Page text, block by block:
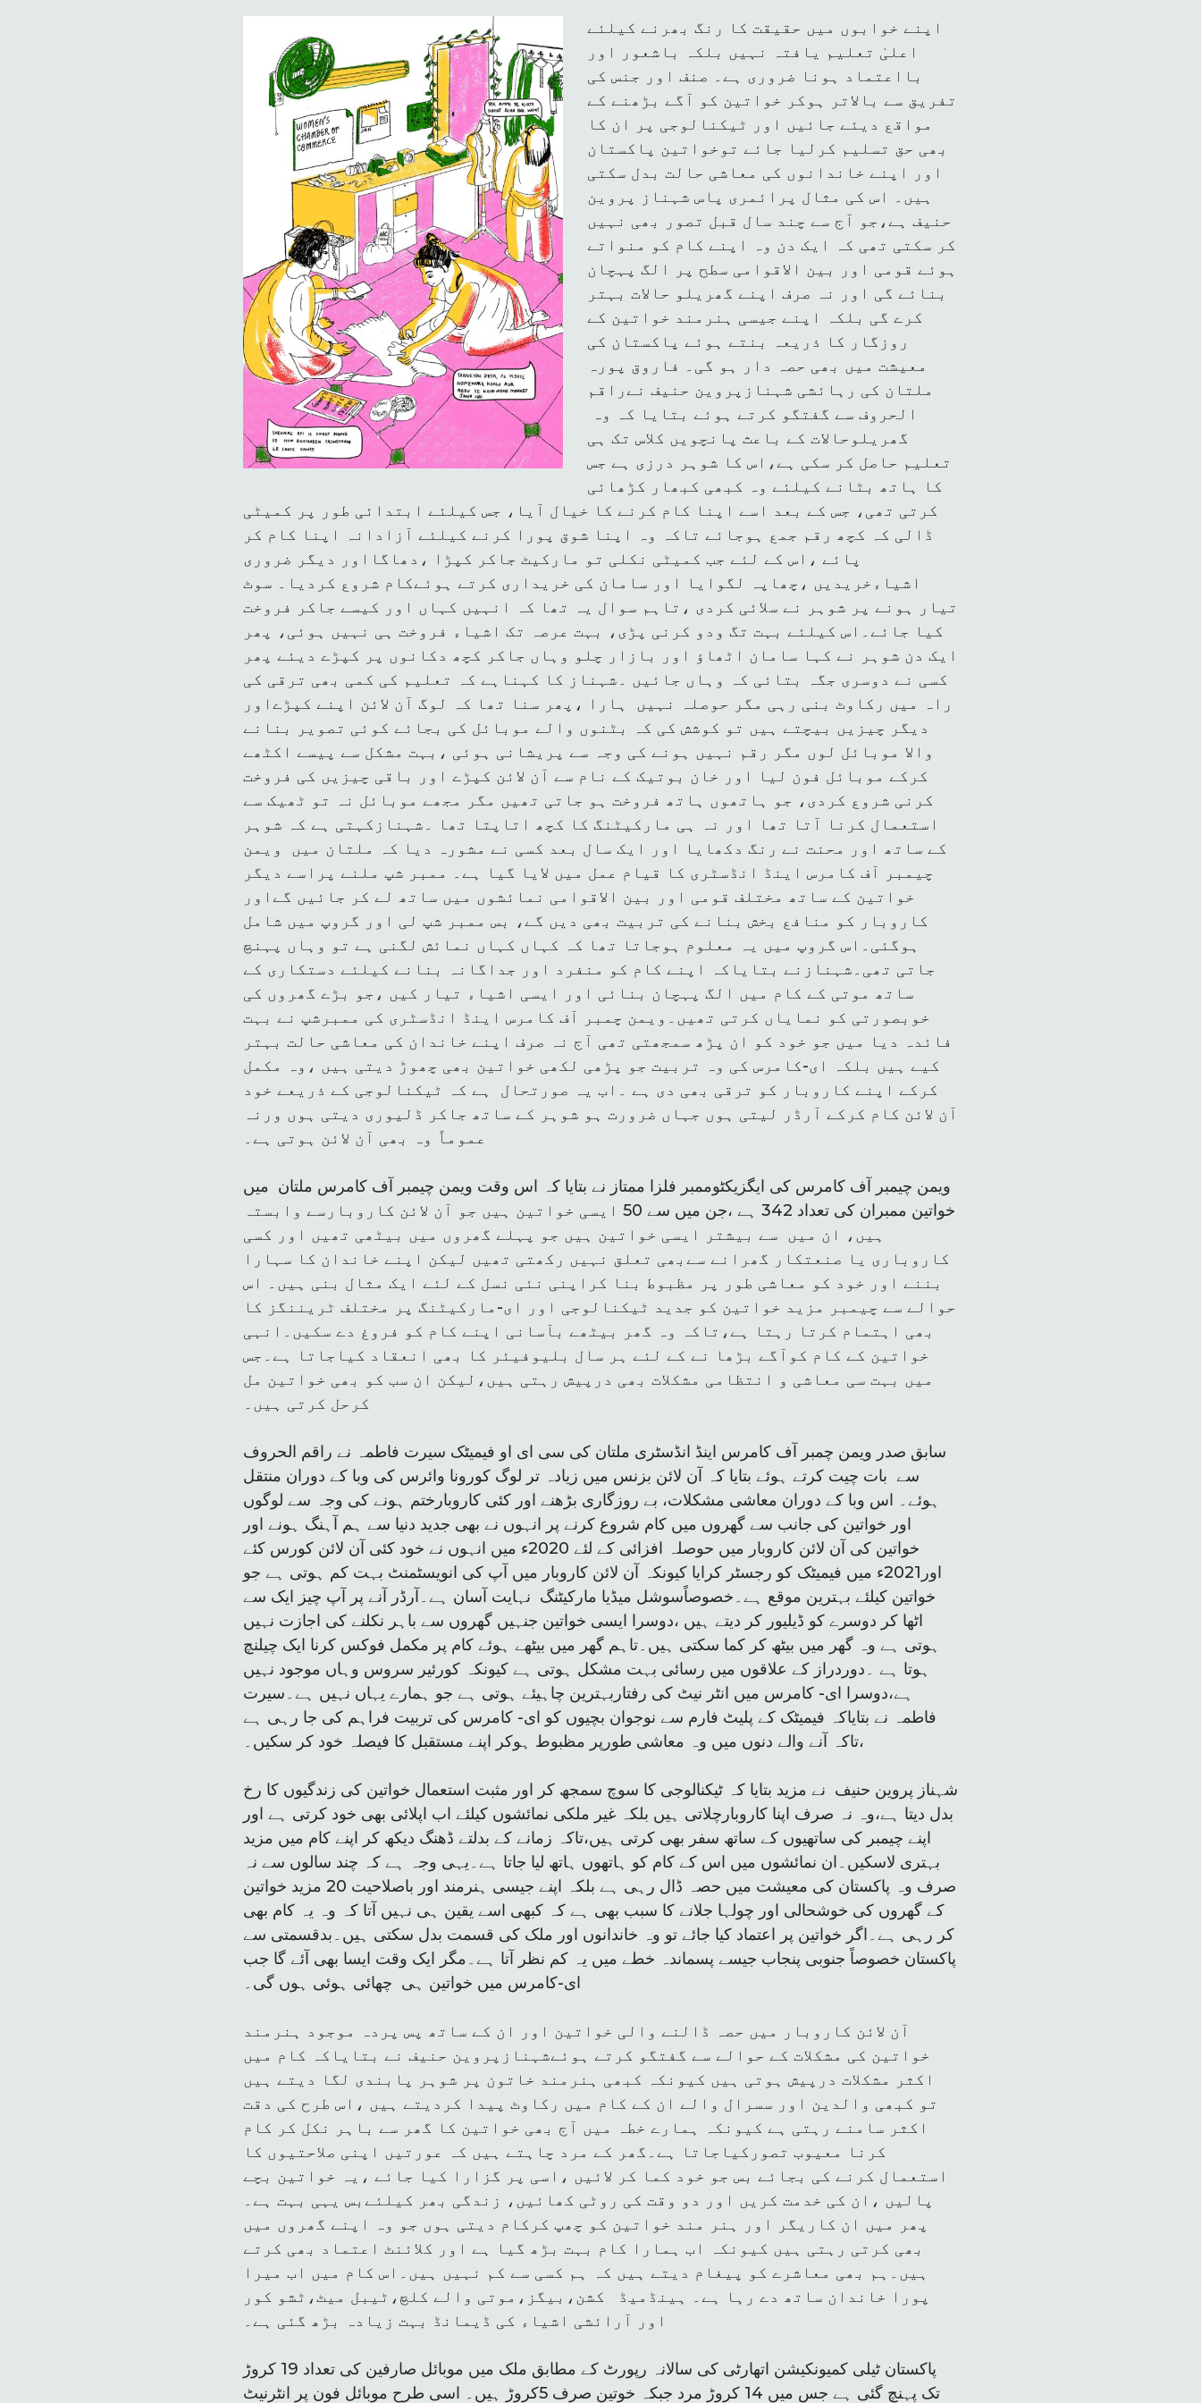
اپنے خوابوں میں حقیقت کا رنگ بھرنے کیلئے
اعلیٰ تعلیم یافتہ نہیں بلکہ باشعور اور
بااعتماد ہونا ضروری ہے۔ صنف اور جنس کی
تفریق سے بالاتر ہوکر خواتین کو آگے بڑھنے کے
مواقع دیئے جائیں اور ٹیکنالوجی پر ان کا
بھی حق تسلیم کرلیا جائے توخواتین پاکستان
اور اپنے خاندانوں کی معاشی حالت بدل سکتی
ہیں۔ اس کی مثال پرائمری پاس شہناز پروین
حنیف ہے،جو آج سے چند سال قبل تصور بھی نہیں
کر سکتی تھی کہ ایک دن وہ اپنے کام کو منواتے
ہوئے قومی اور بین الاقوامی سطح پر الگ پہچان
بنائے گی اور نہ صرف اپنے گھریلو حالات بہتر
کرے گی بلکہ اپنے جیسی ہنرمند خواتین کے
روزگار کا ذریعہ بنتے ہوئے پاکستان کی
معیشت میں بھی حصہ دار ہو گی۔ فاروق پورہ
ملتان کی رہائشی شہنازپروین حنیف نےراقم
الحروف سے گفتگو کرتے ہوئے بتایا کہ وہ
گھریلوحالات کے باعث پانچویں کلاس تک ہی
تعلیم حاصل کر سکی ہے،اس کا شوہر درزی ہے جس
کا ہاتھ بٹانے کیلئے وہ کبھی کبھار کڑھائی
کرتی تھی، جس کے بعد اسے اپنا کام کرنے کا خیال آیا، جس کیلئے ابتدائی طور پر کمیٹی
ڈالی کہ کچھ رقم جمع ہوجائے تاکہ وہ اپنا شوق پورا کرنے کیلئے آزادانہ اپنا کام کر
پائے ،اس کے لئے جب کمیٹی نکلی تو مارکیٹ جاکر کپڑا ،دھاگااور دیگر ضروری
اشیاءخریدیں ،چھاپہ لگوایا اور سامان کی خریداری کرتے ہوئےکام شروع کردیا۔ سوٹ
تیار ہونے پر شوہر نے سلائی کردی ،تاہم سوال یہ تھا کہ انہیں کہاں اور کیسے جاکر فروخت
کیا جائے۔اس کیلئے بہت تگ ودو کرنی پڑی، بہت عرصہ تک اشیاء فروخت ہی نہیں ہوئی، پھر
ایک دن شوہر نے کہا سامان اٹھاؤ اور بازار چلو وہاں جاکر کچھ دکانوں پر کپڑے دیئے پھر
کسی نے دوسری جگہ بتائی کہ وہاں جائیں ۔شہناز کا کہناہے کہ تعلیم کی کمی بھی ترقی کی
راہ میں رکاوٹ بنی رہی مگر حوصلہ نہیں ہارا ،پھر سنا تھا کہ لوگ آن لائن اپنے کپڑےاور
دیگر چیزیں بیچتے ہیں تو کوشش کی کہ بٹنوں والے موبائل کی بجائے کوئی تصویر بنانے
والا موبائل لوں مگر رقم نہیں ہونے کی وجہ سے پریشانی ہوئی ،بہت مشکل سے پیسے اکٹھے
کرکے موبائل فون لیا اور خان بوتیک کے نام سے آن لائن کپڑے اور باقی چیزیں کی فروخت
کرنی شروع کردی، جو ہاتھوں ہاتھ فروخت ہو جاتی تھیں مگر مجھے موبائل نہ تو ٹھیک سے
استعمال کرنا آتا تھا اور نہ ہی مارکیٹنگ کا کچھ اتاپتا تھا ۔شہنازکہتی ہے کہ شوہر
کے ساتھ اور محنت نے رنگ دکھایا اور ایک سال بعد کسی نے مشورہ دیا کہ ملتان میں ویمن
چیمبر آف کامرس اینڈ انڈسٹری کا قیام عمل میں لایا گیا ہے۔ ممبر شپ ملنے پراسے دیگر
خواتین کے ساتھ مختلف قومی اور بین الاقوامی نمائشوں میں ساتھ لے کر جائیں گےاور
کاروبار کو منافع بخش بنانے کی تربیت بھی دیں گے، بس ممبر شپ لی اور گروپ میں شامل
ہوگئی۔اس گروپ میں یہ معلوم ہوجاتا تھا کہ کہاں کہاں نمائش لگنی ہے تو وہاں پہنچ
جاتی تھی۔شہنازنے بتایاکہ اپنے کام کو منفرد اور جداگانہ بنانے کیلئے دستکاری کے
ساتھ موتی کے کام میں الگ پہچان بنائی اور ایسی اشیاء تیار کیں ،جو بڑے گھروں کی
خوبصورتی کو نمایاں کرتی تھیں۔ویمن چمبر آف کامرس اینڈ انڈسٹری کی ممبرشپ نے بہت
فائدہ دیا میں جو خود کو ان پڑھ سمجھتی تھی آج نہ صرف اپنے خاندان کی معاشی حالت بہتر
کیے ہیں بلکہ ای-کامرس کی وہ تربیت جو پڑھی لکھی خواتین بھی چھوڑ دیتی ہیں ،وہ مکمل
کرکے اپنے کاروبار کو ترقی بھی دی ہے ۔اب یہ صورتحال ہے کہ ٹیکنالوجی کے ذریعے خود
آن لائن کام کرکے آرڈر لیتی ہوں جہاں ضرورت ہو شوہر کے ساتھ جاکر ڈلیوری دیتی ہوں ورنہ
عموماً وہ بھی آن لائن ہوتی ہے۔
ویمن چیمبر آف کامرس کی ایگزیکٹوممبر فلزا ممتاز نے بتایا کہ اس وقت ویمن چیمبر آف کامرس ملتان میں
خواتین ممبران کی تعداد 342 ہے ،جن میں سے 50 ایسی خواتین ہیں جو آن لائن کاروبارسے وابستہ
ہیں، ان میں سے بیشتر ایسی خواتین ہیں جو پہلے گھروں میں بیٹھی تھیں اور کسی
کاروباری یا صنعتکار گھرانے سےبھی تعلق نہیں رکھتی تھیں لیکن اپنے خاندان کا سہارا
بننے اور خود کو معاشی طور پر مظبوط بنا کراپنی نئی نسل کے لئے ایک مثال بنی ہیں۔ اس
حوالے سے چیمبر مزید خواتین کو جدید ٹیکنالوجی اور ای-مارکیٹنگ پر مختلف ٹریننگز کا
بھی اہتمام کرتا رہتا ہے،تاکہ وہ گھر بیٹھے بآسانی اپنے کام کو فروغ دے سکیں۔انہی
خواتین کے کام کوآگے بڑھا نے کے لئے ہر سال بلیوفیئر کا بھی انعقاد کیاجاتا ہے۔جس
میں بہت سی معاشی و انتظامی مشکلات بھی درپیش رہتی ہیں،لیکن ان سب کو بھی خواتین مل
کرحل کرتی ہیں۔
سابق صدر ویمن چمبر آف کامرس اینڈ انڈسٹری ملتان کی سی ای او فیمیٹک سیرت فاطمہ نے راقم الحروف
سے بات چیت کرتے ہوئے بتایا کہ آن لائن بزنس میں زیادہ تر لوگ کورونا وائرس کی وبا کے دوران منتقل
ہوئے۔ اس وبا کے دوران معاشی مشکلات، بے روزگاری بڑھنے اور کئی کاروبارختم ہونے کی وجہ سے لوگوں
اور خواتین کی جانب سے گھروں میں کام شروع کرنے پر انہوں نے بھی جدید دنیا سے ہم آہنگ ہونے اور
خواتین کی آن لائن کاروبار میں حوصلہ افزائی کے لئے 2020ء میں انہوں نے خود کئی آن لائن کورس کئے
اور2021ء میں فیمیٹک کو رجسٹر کرایا کیونکہ آن لائن کاروبار میں آپ کی انویسٹمنٹ بہت کم ہوتی ہے جو
خواتین کیلئے بہترین موقع ہے۔خصوصاًسوشل میڈیا مارکیٹنگ نہایت آسان ہے۔آرڈر آنے پر آپ چیز ایک سے
اٹھا کر دوسرے کو ڈیلیور کر دیتے ہیں ،دوسرا ایسی خواتین جنہیں گھروں سے باہر نکلنے کی اجازت نہیں
ہوتی ہے وہ گھر میں بیٹھ کر کما سکتی ہیں۔تاہم گھر میں بیٹھے ہوئے کام پر مکمل فوکس کرنا ایک چیلنچ
ہوتا ہے ۔دوردراز کے علاقوں میں رسائی بہت مشکل ہوتی ہے کیونکہ کورئیر سروس وہاں موجود نہیں
ہے،دوسرا ای- کامرس میں انٹر نیٹ کی رفتاربہترین چاہیئے ہوتی ہے جو ہمارے یہاں نہیں ہے۔سیرت
فاطمہ نے بتایاکہ فیمیٹک کے پلیٹ فارم سے نوجوان بچیوں کو ای- کامرس کی تربیت فراہم کی جا رہی ہے
،تاکہ آنے والے دنوں میں وہ معاشی طورپر مظبوط ہوکر اپنے مستقبل کا فیصلہ خود کر سکیں۔
شہناز پروین حنیف نے مزید بتایا کہ ٹیکنالوجی کا سوچ سمجھ کر اور مثبت استعمال خواتین کی زندگیوں کا رخ
بدل دیتا ہے،وہ نہ صرف اپنا کاروبارچلاتی ہیں بلکہ غیر ملکی نمائشوں کیلئے اب اپلائی بھی خود کرتی ہے اور
اپنے چیمبر کی ساتھیوں کے ساتھ سفر بھی کرتی ہیں،تاکہ زمانے کے بدلتے ڈھنگ دیکھ کر اپنے کام میں مزید
بہتری لاسکیں۔ان نمائشوں میں اس کے کام کو ہاتھوں ہاتھ لیا جاتا ہے۔یہی وجہ ہے کہ چند سالوں سے نہ
صرف وہ پاکستان کی معیشت میں حصہ ڈال رہی ہے بلکہ اپنے جیسی ہنرمند اور باصلاحیت 20 مزید خواتین
کے گھروں کی خوشحالی اور چولہا جلانے کا سبب بھی ہے کہ کبھی اسے یقین ہی نہیں آتا کہ وہ یہ کام بھی
کر رہی ہے۔اگر خواتین پر اعتماد کیا جائے تو وہ خاندانوں اور ملک کی قسمت بدل سکتی ہیں۔بدقسمتی سے
پاکستان خصوصاً جنوبی پنجاب جیسے پسماندہ خطے میں یہ کم نظر آتا ہے۔مگر ایک وقت ایسا بھی آئے گا جب
ای-کامرس میں خواتین ہی چھائی ہوئی ہوں گی۔
آن لائن کاروبار میں حصہ ڈالنے والی خواتین اور ان کے ساتھ پس پردہ موجود ہنرمند
خواتین کی مشکلات کے حوالے سے گفتگو کرتے ہوئےشہنازپروین حنیف نے بتایاکہ کام میں
اکثر مشکلات درپیش ہوتی ہیں کیونکہ کبھی ہنرمند خاتون پر شوہر پابندی لگا دیتے ہیں
تو کبھی والدین اور سسرال والے ان کے کام میں رکاوٹ پیدا کردیتے ہیں ،اس طرح کی دقت
اکثر سامنے رہتی ہے کیونکہ ہمارے خطہ میں آج بھی خواتین کا گھر سے باہر نکل کر کام
کرنا معیوب تصورکیاجاتا ہے۔گھر کے مرد چاہتے ہیں کہ عورتیں اپنی صلاحتیوں کا
استعمال کرنے کی بجائے بس جو خود کما کر لائیں ،اسی پر گزارا کیا جائے ،یہ خواتین بچے
پالیں ،ان کی خدمت کریں اور دو وقت کی روٹی کھائیں، زندگی بھر کیلئےبس یہی بہت ہے۔
پھر میں ان کاریگر اور ہنر مند خواتین کو چھپ کرکام دیتی ہوں جو وہ اپنے گھروں میں
بھی کرتی رہتی ہیں کیونکہ اب ہمارا کام بہت بڑھ گیا ہے اور کلائنٹ اعتماد بھی کرتے
ہیں۔ہم بھی معاشرے کو پیغام دیتے ہیں کہ ہم کسی سے کم نہیں ہیں۔اس کام میں اب میرا
پورا خاندان ساتھ دے رہا ہے۔ ہینڈمیڈ کشن،بیگز،موتی والے کلچ،ٹیبل میٹ،ٹشو کور
اور آرائشی اشیاء کی ڈیمانڈ بہت زیادہ بڑھ گئی ہے۔
پاکستان ٹیلی کمیونکیشن اتھارٹی کی سالانہ رپورٹ کے مطابق ملک میں موبائل صارفین کی تعداد 19 کروڑ
تک پہنچ گئی ہے جس میں 14 کروڑ مرد جبکہ خوتین صرف 5کروڑ ہیں۔ اسی طرح موبائل فون پر انٹرنیٹ